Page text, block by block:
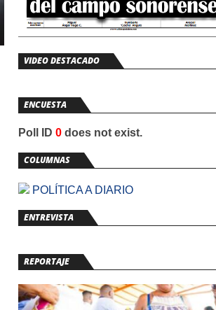
VIDEO DESTACADO
ENCUESTA
Poll ID 0 does not exist.
COLUMNAS
POLÍTICA A DIARIO
ENTREVISTA
REPORTAJE